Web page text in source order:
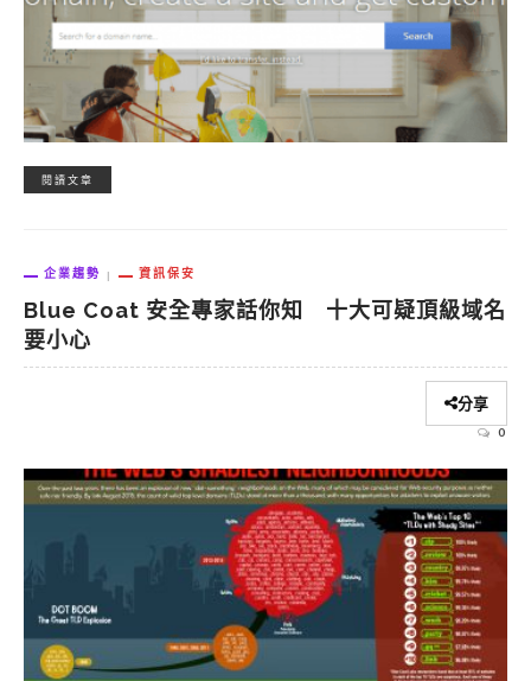
閱讀文章
企業趨勢 資訊保安
Blue Coat 安全專家話你知 十大可疑頂級域名
要小心
分享
0